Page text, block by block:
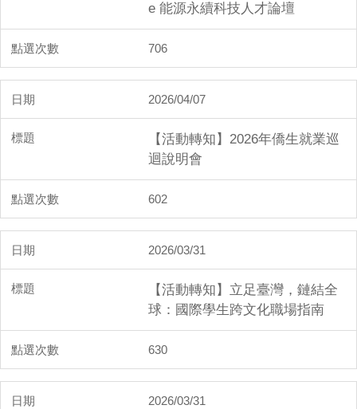
e 能源永續科技人才論壇
706
2026/04/07
【活動轉知】2026年僑生就業巡
迴說明會
602
2026/03/31
【活動轉知】立足臺灣，鏈結全
球：國際學生跨文化職場指南
630
2026/03/31